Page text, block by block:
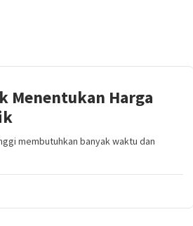
Menentukan Harga
membutuhkan banyak waktu dan